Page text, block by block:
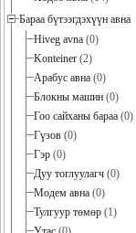
Бараа бүтээгдэхүүн авна
Hiveg avna (0)
Konteiner (2)
Арабус авна (0)
Блокны машин (0)
Гоо сайханы бараа (0)
Гүзов (0)
Гэр (0)
Дуу тоглуулагч (0)
Модем авна (0)
Тулгуур төмөр (1)